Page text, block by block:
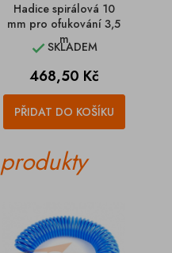
Hadice spirálová 10
mm pro ofukování 3,5
m
SKLADEM
Cena
468,50 Kč
PŘIDAT DO KOŠÍKU
produkty